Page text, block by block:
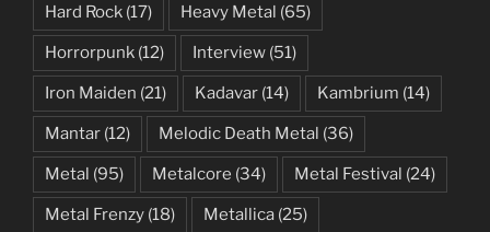
Hard Rock (17) Heavy Metal (65)
Horrorpunk (12) Interview (51)
Iron Maiden (21) Kadavar (14) Kambrium (14)
Mantar (12) Melodic Death Metal (36)
Metal (95) Metalcore (34) Metal Festival (24)
Metal Frenzy (18) Metallica (25)